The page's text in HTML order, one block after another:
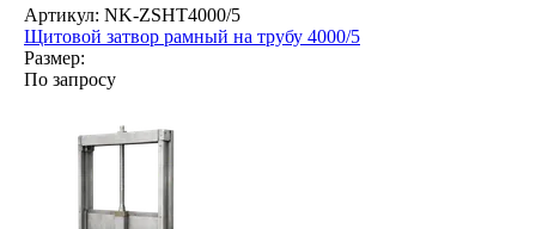
Артикул: NK-ZSHT4000/5
Щитовой затвор рамный на трубу 4000/5
Размер:
По запросу